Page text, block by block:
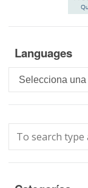
Languages
Languages